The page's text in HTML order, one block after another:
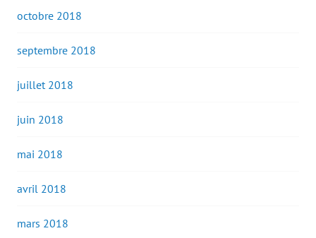
octobre 2018
septembre 2018
juillet 2018
juin 2018
mai 2018
avril 2018
mars 2018